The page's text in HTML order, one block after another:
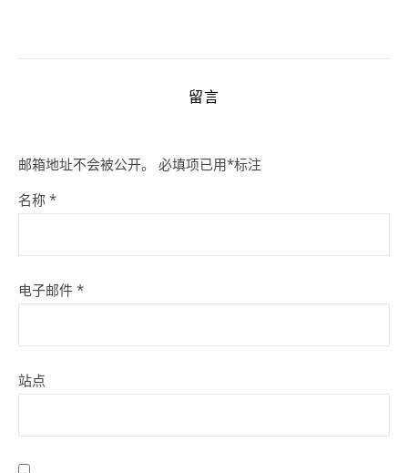
留言
邮箱地址不会被公开。 必填项已用*标注
名称 *
电子邮件 *
站点